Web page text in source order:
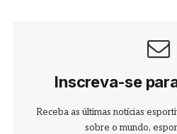
Inscreva-se
Receba as últimas notícias
sobre o mundo,